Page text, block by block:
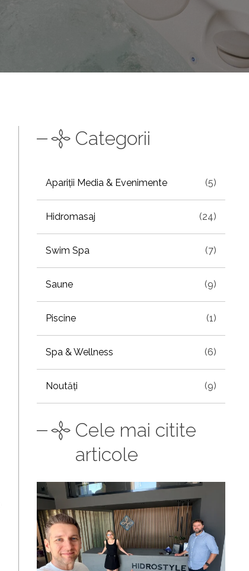
Categorii
Apariții Media & Evenimente (5)
Hidromasaj (24)
Swim Spa (7)
Saune (9)
Piscine (1)
Spa & Wellness (6)
Noutăți (9)
Cele mai citite
articole